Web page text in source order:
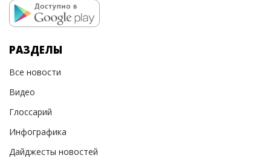
РАЗДЕЛЫ
Все новости
Видео
Глоссарий
Инфографика
Дайджесты новостей